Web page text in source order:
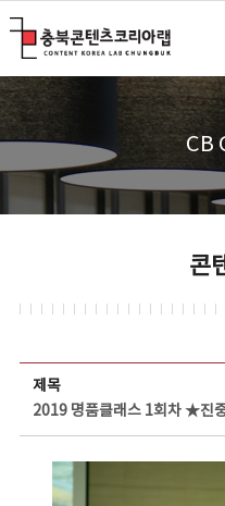
CB
콘
제목
2019 명품클래스 1회차 ★진